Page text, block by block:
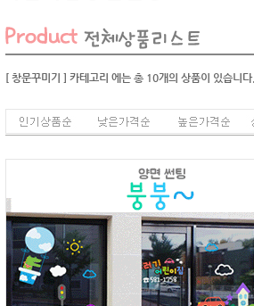
[ 창문꾸미기 ] 카테고리 에는 총 10개의 상품이 있습니다.